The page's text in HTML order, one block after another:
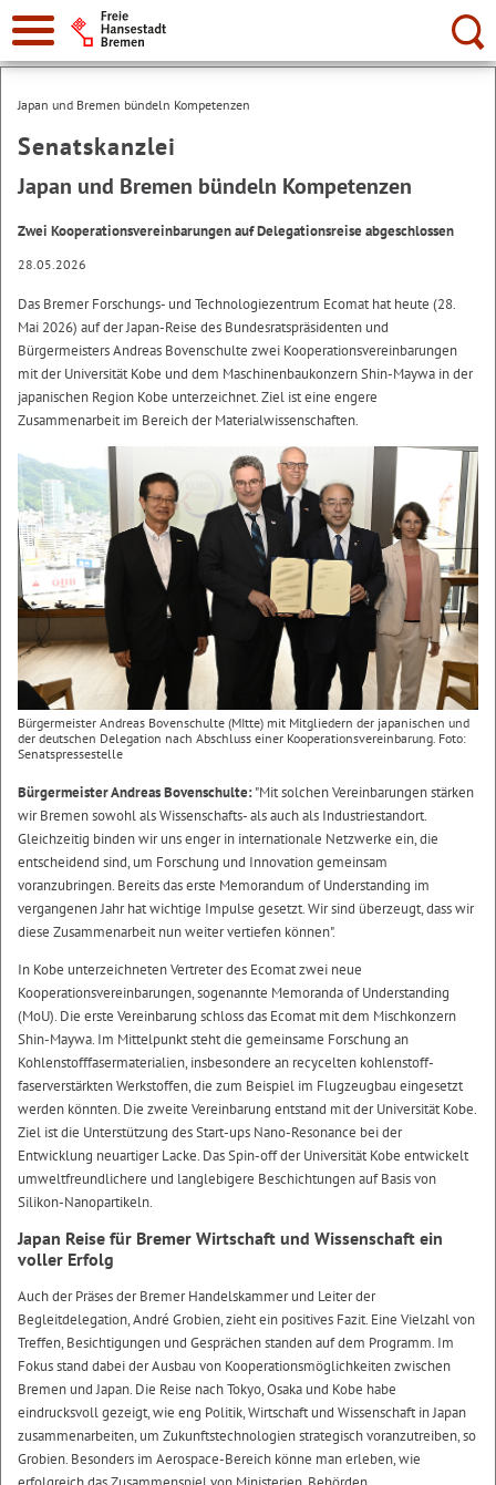
Suche:
Japan und Bremen bündeln Kompetenzen
Senatskanzlei
Japan und Bremen bündeln Kompetenzen
Zwei Kooperationsvereinbarungen auf Delegationsreise abgeschlossen
28.05.2026
Das Bremer Forschungs- und Technologiezentrum Ecomat hat heute (28.
Mai 2026) auf der Japan-Reise des Bundesratspräsidenten und
Bürgermeisters Andreas Bovenschulte zwei Kooperationsvereinbarungen
mit der Universität Kobe und dem Maschinenbaukonzern Shin-Maywa in der
japanischen Region Kobe unterzeichnet. Ziel ist eine engere
Zusammenarbeit im Bereich der Materialwissenschaften.
Bürgermeister Andreas Bovenschulte (MItte) mit Mitgliedern der japanischen und
der deutschen Delegation nach Abschluss einer Kooperationsvereinbarung. Foto:
Senatspressestelle
Bürgermeister Andreas Bovenschulte:"Mit solchen Vereinbarungen stärken
wir Bremen sowohl als Wissenschafts- als auch als Industriestandort.
Gleichzeitig binden wir uns enger in internationale Netzwerke ein, die
entscheidend sind, um Forschung und Innovation gemeinsam
voranzubringen. Bereits das erste Memorandum of Understanding im
vergangenen Jahr hat wichtige Impulse gesetzt. Wir sind überzeugt, dass wir
diese Zusammenarbeit nun weiter vertiefen können".
In Kobe unterzeichneten Vertreter des Ecomat zwei neue
Kooperationsvereinbarungen, sogenannte Memoranda of Understanding
(MoU). Die erste Vereinbarung schloss das Ecomat mit dem Mischkonzern
Shin-Maywa. Im Mittelpunkt steht die gemeinsame Forschung an
Kohlenstofffasermaterialien, insbesondere an recycelten kohlenstoff-
faserverstärkten Werkstoffen, die zum Beispiel im Flugzeugbau eingesetzt
werden könnten. Die zweite Vereinbarung entstand mit der Universität Kobe.
Ziel ist die Unterstützung des Start-ups Nano-Resonance bei der
Entwicklung neuartiger Lacke. Das Spin-off der Universität Kobe entwickelt
umweltfreundlichere und langlebigere Beschichtungen auf Basis von
Silikon-Nanopartikeln.
Japan Reise für Bremer Wirtschaft und Wissenschaft ein
voller Erfolg
Auch der Präses der Bremer Handelskammer und Leiter der
Begleitdelegation, André Grobien, zieht ein positives Fazit. Eine Vielzahl von
Treffen, Besichtigungen und Gesprächen standen auf dem Programm. Im
Fokus stand dabei der Ausbau von Kooperationsmöglichkeiten zwischen
Bremen und Japan. Die Reise nach Tokyo, Osaka und Kobe habe
eindrucksvoll gezeigt, wie eng Politik, Wirtschaft und Wissenschaft in Japan
zusammenarbeiten, um Zukunftstechnologien strategisch voranzutreiben, so
Grobien. Besonders im Aerospace-Bereich könne man erleben, wie